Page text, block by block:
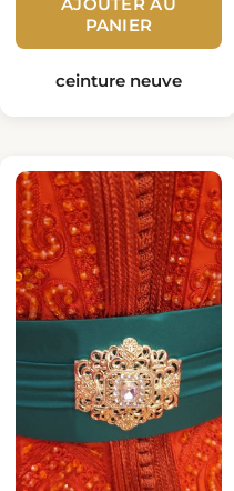
AJOUTER AU
PANIER
ceinture neuve